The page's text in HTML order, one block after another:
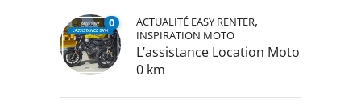
0 ACTUALITÉ EASY RENTER,
INSPIRATION MOTO
L’assistance Location Moto
0 km